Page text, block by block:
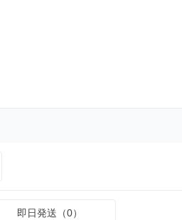
即日発送（0）